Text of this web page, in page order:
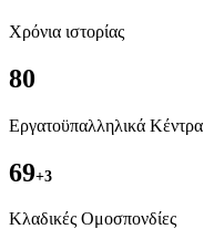
Χρόνια ιστορίας
80
Εργατοϋπαλληλικά Κέντρα
69+3
Kλαδικές Ομοσπονδίες